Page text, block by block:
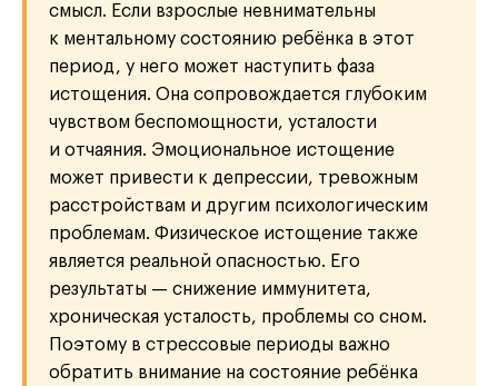
смысл. Если взрослые невнимательны
к ментальному состоянию ребёнка в этот
период, у него может наступить фаза
истощения. Она сопровождается глубоким
чувством беспомощности, усталости
и отчаяния. Эмоциональное истощение
может привести к депрессии, тревожным
расстройствам и другим психологическим
проблемам. Физическое истощение также
является реальной опасностью. Его
результаты — снижение иммунитета,
хроническая усталость, проблемы со сном.
Поэтому в стрессовые периоды важно
обратить внимание на состояние ребёнка